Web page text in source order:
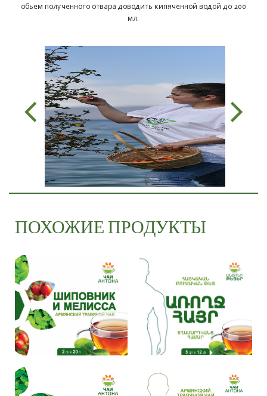
обьем полученного отвара доводить кипяченной водой до 200
мл.
ПОХОЖИЕ ПРОДУКТЫ